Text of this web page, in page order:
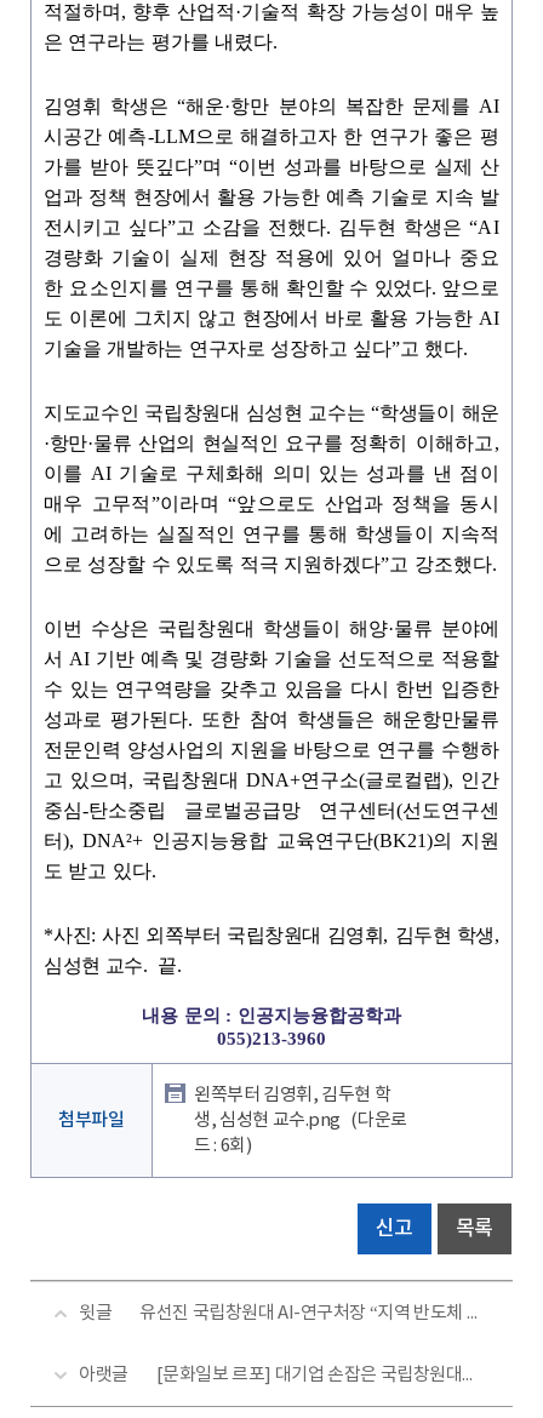
적절하며 , 향후 산업적·기술적 확장 가능성이 매우 높
은 연구라는 평가를 내렸다.
김영휘 학생은“해운·항만 분야의 복잡한 문제를 AI
시공간 예측-LLM으로 해결하고자 한 연구가 좋은 평
가를 받아 뜻깊다”며 “이번 성과를 바탕으로 실제 산
업과 정책 현장에서 활용 가능한 예측 기술로 지속 발
전시키고 싶다”고 소감을 전했다. 김두현 학생은 “AI
경량화 기술이 실제 현장 적용에 있어 얼마나 중요
한 요소인지를 연구를 통해 확인할 수 있었다. 앞으로
도 이론에 그치지 않고 현장에서 바로 활용 가능한 AI
기술을 개발하는 연구자로 성장하고 싶다”고 했다.
지도교수인 국립창원대 심성현 교수는“학생들이 해운
·항만·물류 산업의 현실적인 요구를 정확히 이해하고 ,
이를 AI 기술로 구체화해 의미 있는 성과를 낸 점이
매우 고무적”이 라며“앞으로도 산업과 정책을 동시
에 고려하는 실질적인 연구를 통해 학생들이 지 속적
으로 성장할 수 있도록 적극 지원하겠다”고 강조했다.
이번 수상은 국립창원대 학생들이 해양·물류 분야에
서 AI 기반 예측 및 경량화 기술을 선도적으로 적용할
수 있는 연구역량을 갖추고 있음을 다시 한번 입증한
성과로 평가된다. 또한 참여 학생들은 해운항만물류
전문인력 양성사업의 지원을 바탕으로 연구를 수행하
고 있으며 , 국립창원대 DNA+연구소(글로컬랩), 인간
중심-탄소중립 글로벌공급망 연구센터(선도연구센
터), DNA²+ 인공지능융합 교육연구단(BK21)의 지원
도 받고 있다.
*사진:사진 외쪽부터 국립창원대 김영휘 , 김두현 학생,
심성현 교수. 끝.
내용 문의 : 인공지능융합공학과
055)213-3960
첨부파일
왼쪽부터 김영휘, 김두현 학
생, 심성현 교수.png (다운로
드 : 6회)
신고 목록
윗글 유선진 국립창원대 AI-연구처장 “지역 반도체 일자리 창출 시급!”
아랫글 [문화일보 르포] 대기업 손잡은 국립창원대… ‘R&D인재 양성 요람’ 됐다!